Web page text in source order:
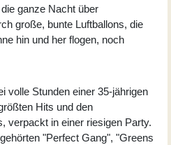
ganze Nacht über
große, bunte Luftballons, die
hin und her flogen, noch
volle Stunden einer 35-jährigen
Hits und den
verpackt in einer riesigen Party.
"Perfect Gang", "Greens